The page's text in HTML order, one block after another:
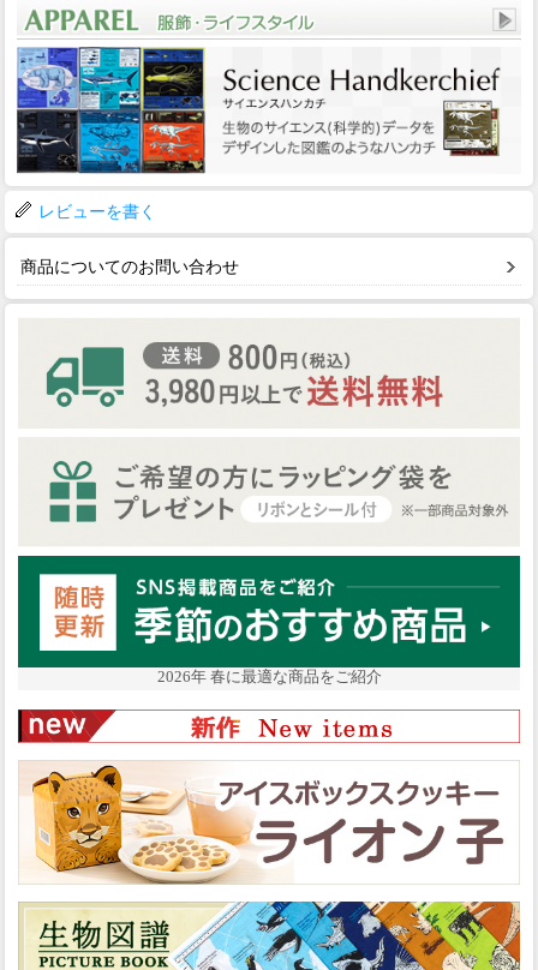
レビューを書く
商品についてのお問い合わせ